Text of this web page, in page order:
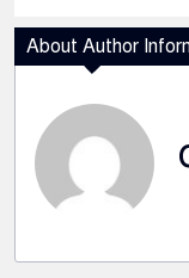
About Author